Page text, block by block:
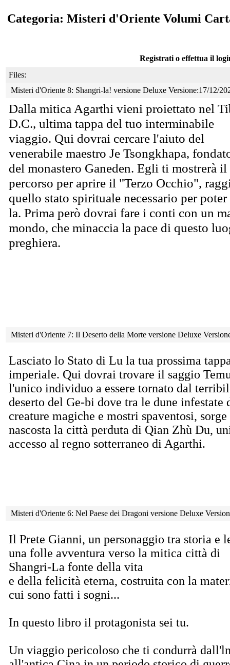
Categoria: Misteri d'Oriente Volumi
Registrati o effettua il
Files:
Misteri d'Oriente 8: Shangri-la! versione Deluxe Versione:17/12/
Dalla mitica Agarthi vieni proiettato nel
D.C., ultima tappa del tuo interminabile
viaggio. Qui dovrai cercare l'aiuto del
venerabile maestro Je Tsongkhapa,
del monastero Ganeden. Egli ti mostrerà il
percorso per aprire il "Terzo Occhio",
quello stato spirituale necessario per poter
la. Prima però dovrai fare i conti con un
mondo, che minaccia la pace di questo
preghiera.
Misteri d'Oriente 7: Il Deserto della Morte versione Deluxe
Lasciato lo Stato di Lu la tua prossima
imperiale. Qui dovrai trovare il saggio
l'unico individuo a essere tornato dal
deserto del Ge-bi dove tra le dune infestate
creature magiche e mostri spaventosi, sorge
nascosta la città perduta di Qian Zhù Du,
accesso al regno sotterraneo di Agarthi.
Misteri d'Oriente 6: Nel Paese dei Dragoni versione Deluxe
Il Prete Gianni, un personaggio tra storia e
una folle avventura verso la mitica città di
Shangri-La fonte della vita
e della felicità eterna, costruita con la
cui sono fatti i sogni...
In questo libro il protagonista sei tu.
Un viaggio pericoloso che ti condurrà